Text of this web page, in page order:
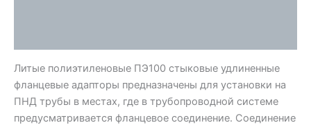
Литые полиэтиленовые ПЭ100 стыковые удлиненные
фланцевые адапторы предназначены для установки на
ПНД трубы в местах, где в трубопроводной системе
предусматривается фланцевое соединение. Соединение